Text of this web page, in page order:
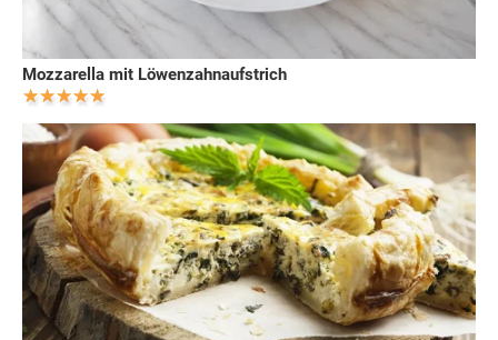
Mozzarella mit Löwenzahnaufstrich